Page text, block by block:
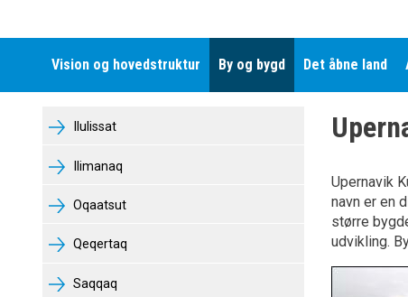
Vision og hovedstruktur By og bygd Det åbne land
Ilulissat
Ilimanaq
Oqaatsut
Qeqertaq
Saqqaq
Upernavik
navn er en
større
udvikling.